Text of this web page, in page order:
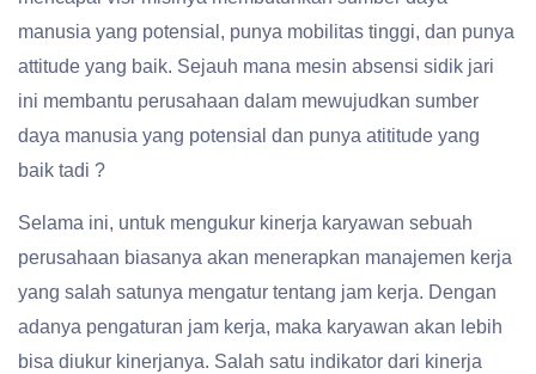
manusia yang potensial, punya mobilitas tinggi, dan punya
attitude yang baik. Sejauh mana mesin absensi sidik jari
ini membantu perusahaan dalam mewujudkan sumber
daya manusia yang potensial dan punya atititude yang
baik tadi ?
Selama ini, untuk mengukur kinerja karyawan sebuah
perusahaan biasanya akan menerapkan manajemen kerja
yang salah satunya mengatur tentang jam kerja. Dengan
adanya pengaturan jam kerja, maka karyawan akan lebih
bisa diukur kinerjanya. Salah satu indikator dari kinerja